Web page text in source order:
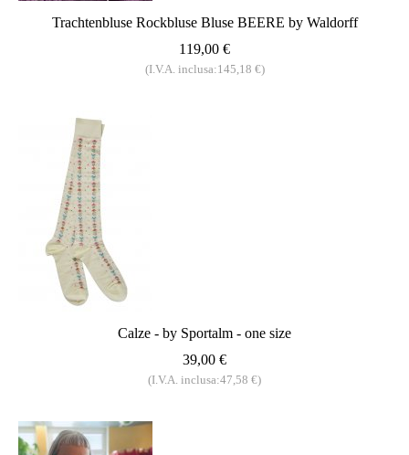
Trachtenbluse Rockbluse Bluse BEERE by Waldorff
119,00 €
(I.V.A. inclusa:145,18 €)
Calze - by Sportalm - one size
39,00 €
(I.V.A. inclusa:47,58 €)